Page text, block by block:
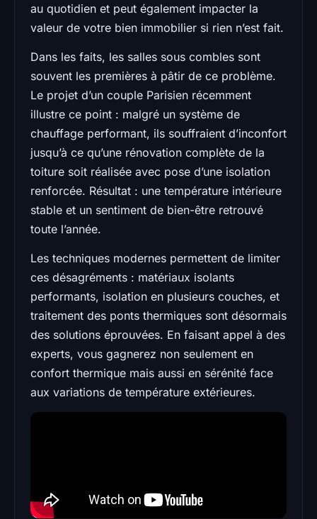
au quotidien et peut également impacter la
valeur de votre bien immobilier si rien n’est fait.
Dans les faits, les salles sous combles sont
souvent les premières à pâtir de ce problème.
Le projet d’un couple Parisien récemment
illustre ce point : malgré un système de
chauffage performant, ils souffraient d’inconfort
jusqu’à ce qu’une rénovation complète de la
toiture soit réalisée avec pose d’une isolation
renforcée. Résultat : une température intérieure
stable et un sentiment de bien-être retrouvé
toute l’année.
Les techniques modernes permettent de limiter
ces désagréments : matériaux isolants
performants, isolation en plusieurs couches, et
traitement des ponts thermiques sont désormais
des solutions éprouvées. En faisant appel à des
experts, vous gagnerez non seulement en
confort thermique mais aussi en sérénité face
aux variations de température extérieures.